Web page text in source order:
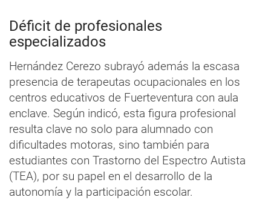
Déficit de profesionales
especializados
Hernández Cerezo subrayó además la escasa
presencia de terapeutas ocupacionales en los
centros educativos de Fuerteventura con aula
enclave. Según indicó, esta figura profesional
resulta clave no solo para alumnado con
dificultades motoras, sino también para
estudiantes con Trastorno del Espectro Autista
(TEA), por su papel en el desarrollo de la
autonomía y la participación escolar.